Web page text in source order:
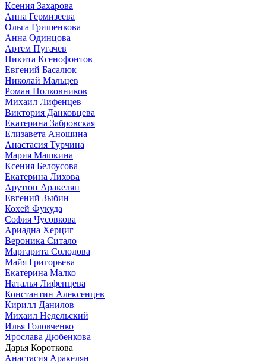
Ксения Захарова
Анна Гермизеева
Ольга Гришенкова
Анна Одинцова
Артем Пугачев
Никита Ксенофонтов
Евгений Басалюк
Николай Мальцев
Роман Полковников
Михаил Лифенцев
Виктория Данковцева
Екатерина Забровская
Елизавета Аношина
Анастасия Турчина
Мария Машкина
Ксения Белоусова
Екатерина Лихова
Арутюн Аракелян
Евгений Зыбин
Кохей Фукуда
София Чусовкова
Ариадна Херциг
Вероника Ситало
Маргарита Солодова
Майя Григорьева
Екатерина Малко
Наталья Лифенцева
Константин Алексенцев
Кирилл Данилов
Михаил Недельский
Илья Головченко
Ярослава Дюбенкова
Дарья Короткова
Анастасия Аракелян